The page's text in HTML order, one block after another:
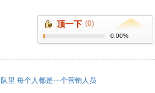
顶一下 (0)
0.00%
里 每个人都是一个营销人员